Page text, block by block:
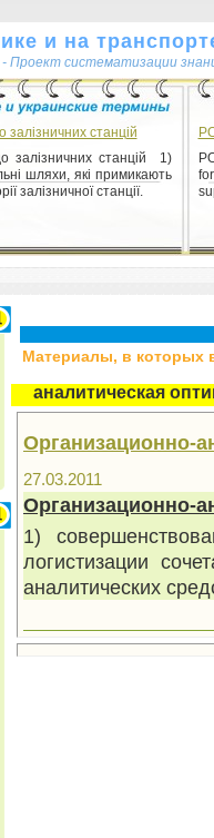
и на
- Проект систематизации
залізничних станцій
залізничних станцій 1)
шляхи, які примикають
залізничної станції.
Материалы, в которых
аналитическая
Организационно-
27.03.2011
Организационно-
1)
логистизации
аналитических